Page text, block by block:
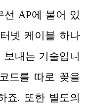
선 AP에 붙어 있
넷 케이블 하나
내는 기술입니
드를 따로 꽂을
죠. 또한 별도의